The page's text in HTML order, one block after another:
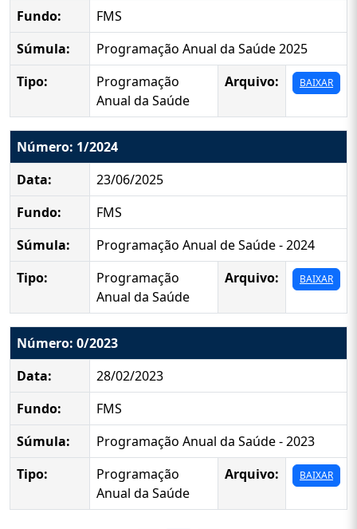
Fundo:
FMS
Súmula:
Programação Anual da Saúde 2025
Tipo:
Programação
Anual da Saúde
Arquivo: BAIXAR
Número: 1/2024
Data:
23/06/2025
Fundo:
FMS
Súmula:
Programação Anual de Saúde - 2024
Tipo:
Programação
Anual da Saúde
Arquivo: BAIXAR
Número: 0/2023
Data:
28/02/2023
Fundo:
FMS
Súmula:
Programação Anual da Saúde - 2023
Tipo:
Programação
Anual da Saúde
Arquivo: BAIXAR